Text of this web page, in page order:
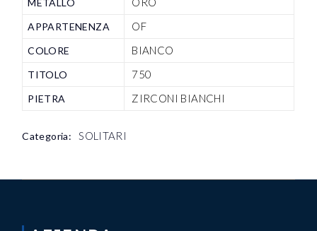
METALLO
APPARTENENZA OF
COLORE BIANCO
TITOLO 750
PIETRA ZIRCONI BIANCHI
Categoria: SOLITARI